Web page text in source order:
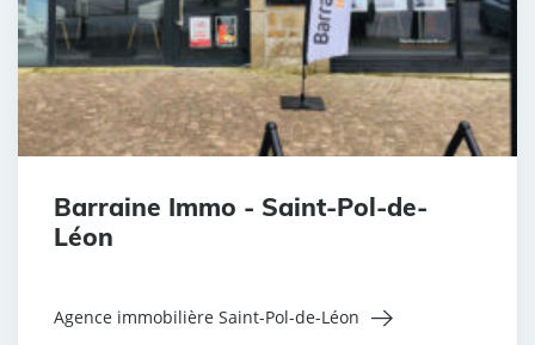
Barraine Immo - Saint-Pol-de-
Léon
Agence immobilière Saint-Pol-de-Léon